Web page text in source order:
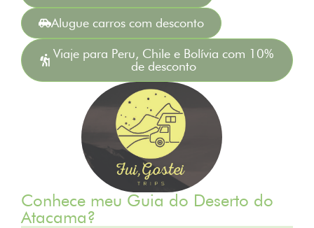
Alugue carros com desconto
Viaje para Peru, Chile e Bolívia com 10%
de desconto
Conhece meu Guia do Deserto do
Atacama?